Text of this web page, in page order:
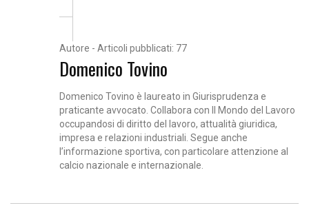
Autore - Articoli pubblicati: 77
Domenico Tovino
Domenico Tovino è laureato in Giurisprudenza e
praticante avvocato. Collabora con Il Mondo del Lavoro
occupandosi di diritto del lavoro, attualità giuridica,
impresa e relazioni industriali. Segue anche
l’informazione sportiva, con particolare attenzione al
calcio nazionale e internazionale.